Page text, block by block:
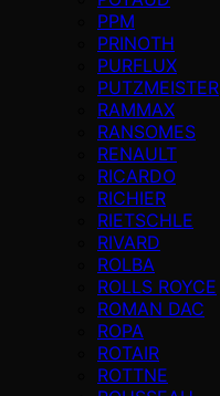
PPM
PRINOTH
PURFLUX
PUTZMEISTER
RAMMAX
RANSOMES
RENAULT
RICARDO
RICHIER
RIETSCHLE
RIVARD
ROLBA
ROLLS ROYCE
ROMAN DAC
ROPA
ROTAIR
ROTTNE